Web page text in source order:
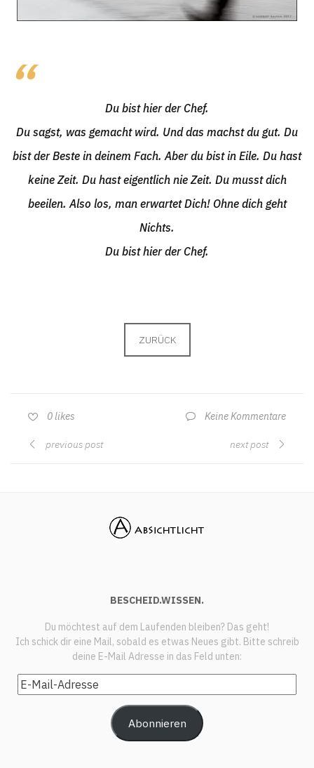
Du bist hier der Chef.
Du sagst, was gemacht wird. Und das machst du gut. Du
bist der Beste in deinem Fach. Aber du bist in Eile. Du hast
keine Zeit. Du hast eigentlich nie Zeit. Du musst dich
beeilen. Also los, man erwartet Dich! Ohne dich geht
Nichts.
Du bist hier der Chef.
ZURÜCK
0 likes Keine Kommentare
previous post next post
BESCHEID.WISSEN.
Du möchtest auf dem Laufenden bleiben? Das geht!
Ich schick dir eine Mail, sobald es etwas Neues gibt. Bitte schreib
deine E-Mail Adresse in das Feld unten:
E-
Mail-
Abonnieren